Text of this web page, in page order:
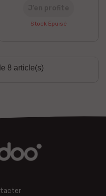
Stock Épuisé
8 article(s)